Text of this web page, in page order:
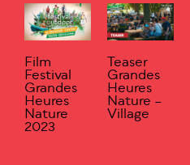
Film
Festival
Grandes
Heures
Nature
2023
Teaser
Grandes
Heures
Nature –
Village